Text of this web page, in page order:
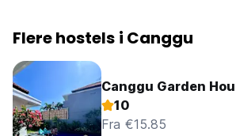
Flere hostels i Canggu
Canggu Garden
10
Fra €15.85